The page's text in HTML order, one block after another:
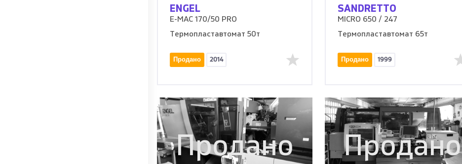
ENGEL
E-MAC 170/50 PRO
Термопластавтомат 50т
Продано 2014
SANDRETTO
MICRO 650 / 247
Термопластавтомат 65т
Продано 1999
Продано Продано